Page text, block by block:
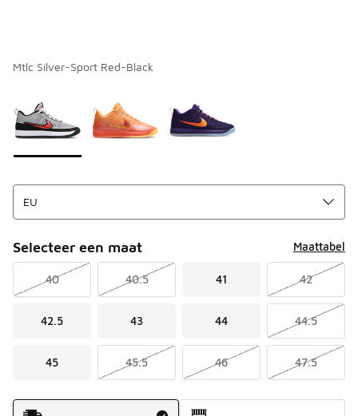
Mtlc Silver-Sport Red-Black
Selecteer een maat Maattabel
40 40.5 41 42
42.5 43 44 44.5
45 45.5 46 47.5
Verzendmethode